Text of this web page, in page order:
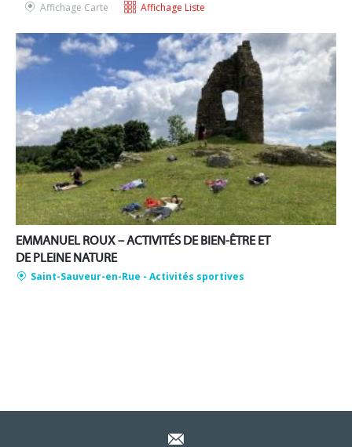
Affichage Carte Affichage Liste
EMMANUEL ROUX – ACTIVITÉS DE BIEN-ÊTRE ET
DE PLEINE NATURE
Saint-Sauveur-en-Rue - Activités sportives